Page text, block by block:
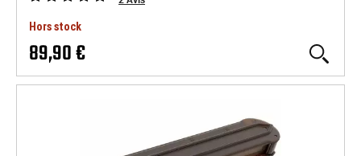
Hors stock
89,90 €